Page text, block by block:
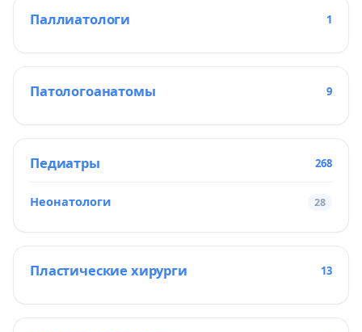
Паллиатологи 1
Патологоанатомы 9
Педиатры 268
Неонатологи 28
Пластические хирурги 13